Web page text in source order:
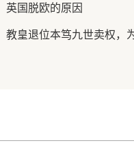
英国脱欧的原因
教皇退位本笃九世卖权，